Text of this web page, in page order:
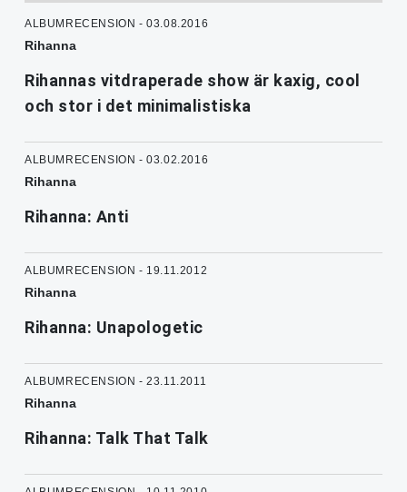
ALBUMRECENSION - 03.08.2016
Rihanna
Rihannas vitdraperade show är kaxig, cool
och stor i det minimalistiska
ALBUMRECENSION - 03.02.2016
Rihanna
Rihanna: Anti
ALBUMRECENSION - 19.11.2012
Rihanna
Rihanna: Unapologetic
ALBUMRECENSION - 23.11.2011
Rihanna
Rihanna: Talk That Talk